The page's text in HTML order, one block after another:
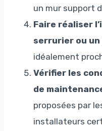
un mur support
Faire réaliser
serrurier ou
idéalement
Vérifier les
de
proposées par
installateurs